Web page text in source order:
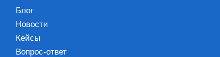
Блог
Новости
Кейсы
Вопрос-ответ